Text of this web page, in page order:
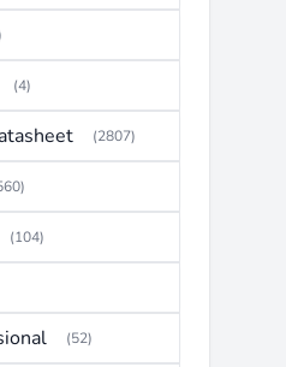
(4)
(2807)
(104)
(52)